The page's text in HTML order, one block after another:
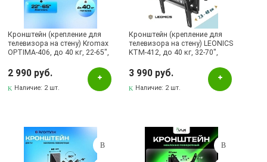
Бугульма, ул.Ленина, 145, ТЦ ЭССЕН
Бугульма, ул.Ленина, 2Б, ТД ТЕХНОПОЛИС
Бугульма, ул.М.Джалиля, 7, ЦУМ
Бугульма, ул.Тукая, 70
Лениногорск, ул.Кутузова, 9А, (БРИЗ)
Октябрьский, пр-кт Ленина, 59/1 (ВЕРБА)
Кронштейн (крепление для
телевизора на стену) Kromax
OPTIMA-406, до 40 кг, 22-65",
наклонно-поворотный,
выдвижной, цвет черный
2 990 руб.
Наличие: 2 шт.
Кронштейн (крепление для
телевизора на стену) LEONICS
KTM-412, до 40 кг, 32-70",
наклонно-поворотный,
выдвижной, цвет черный
3 990 руб.
Наличие: 2 шт.